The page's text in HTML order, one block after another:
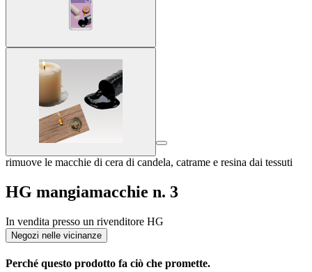
rimuove le macchie di cera di candela, catrame e resina dai tessuti
HG mangiamacchie n. 3
In vendita presso un rivenditore HG
Negozi nelle vicinanze
Perché questo prodotto fa ciò che promette.